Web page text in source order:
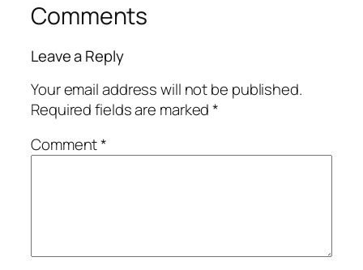
Comments
Leave a Reply
Your email address will not be published.
Required fields are marked*
Comment*